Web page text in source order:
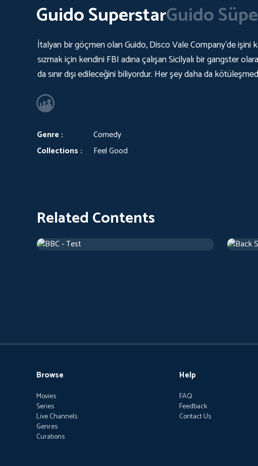
Guido SuperstarGuido
İtalyan bir göçmen olan Guido, Disco Vale Company'de
sızmak için kendini FBI adına çalışan Sicilyalı bir gangster
da sınır dışı edileceğini biliyordur. Her şey daha da
Genre :
Comedy
Collections :
Feel Good
Related Contents
2025Comedy Comedy
Browse
Movies
Series
Live Channels
Genres
Curations
Help
FAQ
Feedback
Contact Us